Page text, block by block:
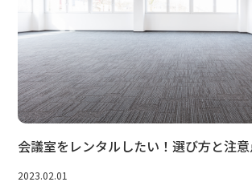
会議室をレンタルしたい！選び方と注意
2023.02.01